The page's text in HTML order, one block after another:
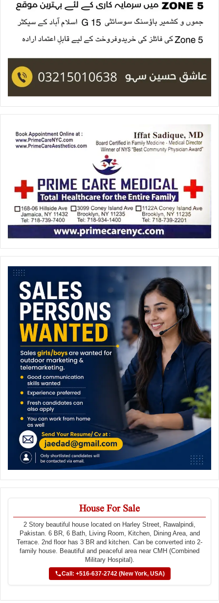
House For Sale
2 Story beautiful house located on Harley Street, Rawalpindi,
Pakistan. 6 BR, 6 Bath, Living Room, Kitchen, Dining Area, and
Terrace. 2nd floor has 3 BR and kitchen. Can be converted into 2-
family house. Beautiful and peaceful area near CMH (Combined
Military Hospital).
Call: +516-637-2742 (New York, USA)